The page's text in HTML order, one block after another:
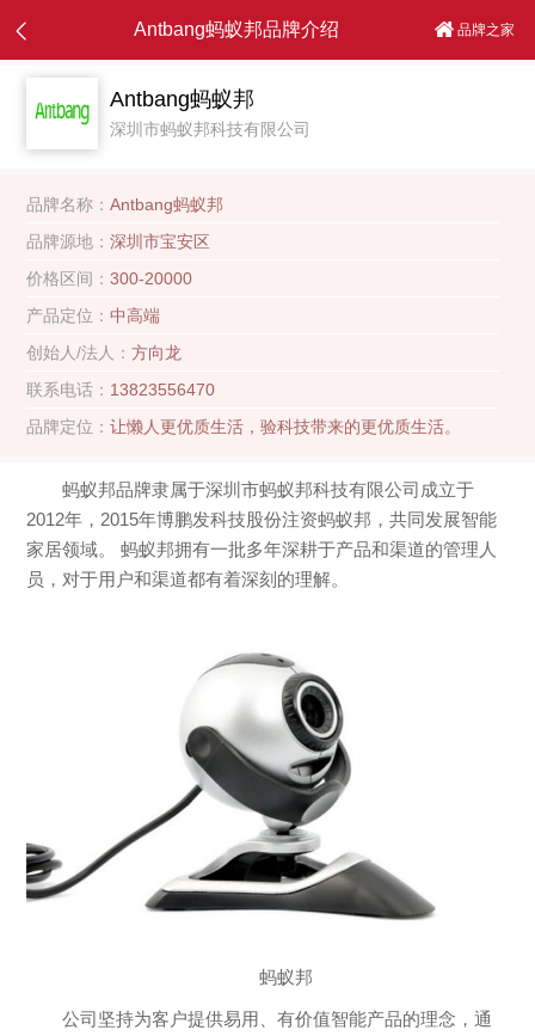
Antbang蚂蚁邦品牌介绍 品牌之家
Antbang蚂蚁邦
深圳市蚂蚁邦科技有限公司
品牌名称：Antbang蚂蚁邦
品牌源地：深圳市宝安区
价格区间：300-20000
产品定位：中高端
创始人/法人：方向龙
联系电话： 13823556470
品牌定位：让懒人更优质生活，验科技带来的更优质生活。
蚂蚁邦品牌隶属于深圳市蚂蚁邦科技有限公司成立于
2012年，2015年博鹏发科技股份注资蚂蚁邦，共同发展智能
家居领域。 蚂蚁邦拥有一批多年深耕于产品和渠道的管理人
员，对于用户和渠道都有着深刻的理解。
蚂蚁邦
公司坚持为客户提供易用、有价值智能产品的理念，通